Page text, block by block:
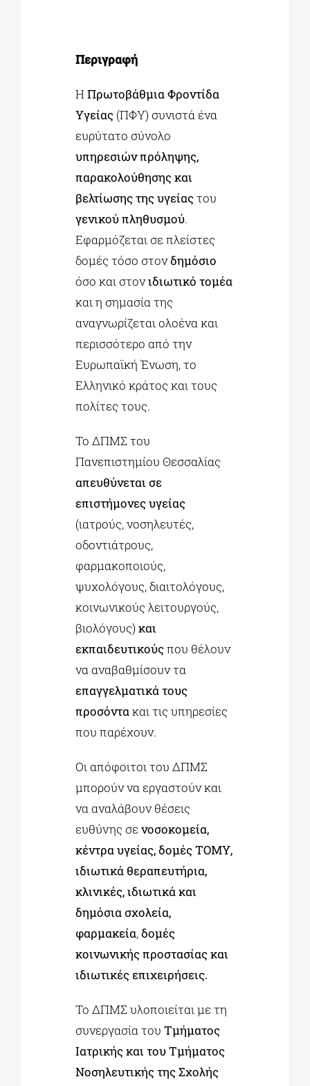
Περιγραφή
ΗΠρωτοβάθμια Φροντίδα
Υγείας (ΠΦΥ) συνιστά ένα
ευρύτατο σύνολο
υπηρεσιών πρόληψης,
παρακολούθησης και
βελτίωσης της υγείαςτου
γενικού πληθυσμού.
Εφαρμόζεται σε πλείστες
δομές τόσο στονδημόσιο
όσο και στονιδιωτικό τομέα
και η σημασία της
αναγνωρίζεται ολοένα και
περισσότερο από την
Ευρωπαϊκή Ένωση, το
Ελληνικό κράτος και τους
πολίτες τους.
Το ΔΠΜΣ του
Πανεπιστημίου Θεσσαλίας
απευθύνεται σε
επιστήμονες υγείας
(ιατρούς, νοσηλευτές,
οδοντιάτρους,
φαρμακοποιούς,
ψυχολόγους, διαιτολόγους,
κοινωνικούς λειτουργούς,
βιολόγους)και
εκπαιδευτικούςπου θέλουν
να αναβαθμίσουν τα
επαγγελματικά τους
προσόντακαι τις υπηρεσίες
που παρέχουν.
Οι απόφοιτοι του ΔΠΜΣ
μπορούν να εργαστούν και
να αναλάβουν θέσεις
ευθύνης σενοσοκομεία,
κέντρα υγείας, δομές ΤΟΜΥ,
ιδιωτικά θεραπευτήρια,
κλινικές, ιδιωτικά και
δημόσια σχολεία,
φαρμακεία,δομές
κοινωνικής προστασίας και
ιδιωτικές επιχειρήσεις.
Το ΔΠΜΣ υλοποιείται με τη
συνεργασία τουΤμήματος
Ιατρικής και του Τμήματος
Νοσηλευτικής της Σχολής